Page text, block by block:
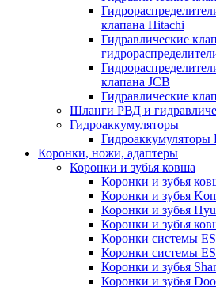
клапана Hitachi
Гидравлические
клапана JCB
Гидравлические
Шланги РВД и
Гидроаккумуляторы
Гидроаккумуляторы
Коронки, ножи, адаптеры
Коронки и зубья ковша
Коронки и зубья
Коронки и зубья
Коронки и зубья
Коронки и зубья
Коронки системы
Коронки системы
Коронки и зубья
Коронки и зубья